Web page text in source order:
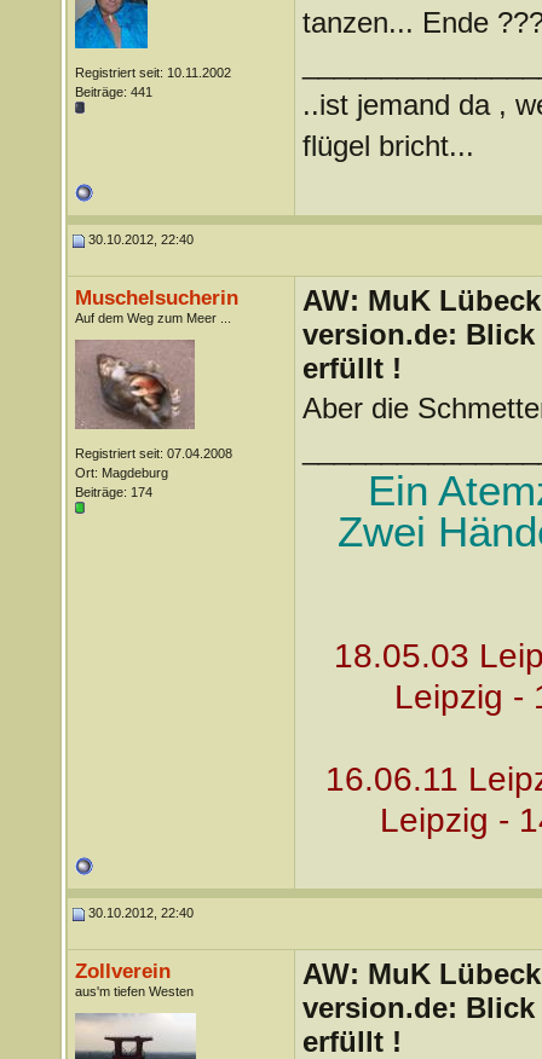
Registriert seit: 10.11.2002
Beiträge: 441
tanzen... Ende
..ist jemand da ,
flügel bricht...
30.10.2012, 22:40
Muschelsucherin
Auf dem Weg zum Meer ...
Registriert seit: 07.04.2008
Ort: Magdeburg
Beiträge: 174
AW: MuK
version.de: Blick
erfüllt !
Aber die
Ein
Zwei
18.05.03
Leipzig -
16.06.11
Leipzig -
30.10.2012, 22:40
Zollverein
aus'm tiefen Westen
AW: MuK
version.de: Blick
erfüllt !